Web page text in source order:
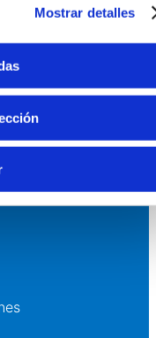
Mostrar detalles